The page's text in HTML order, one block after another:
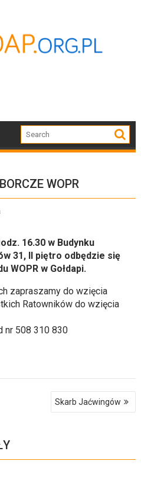
WOPR
16.30 w Budynku
31, II piętro odbędzie się
WOPR w Gołdapi.
zapraszamy do wzięcia
Ratowników do wzięcia
nr 508 310 830
Skarb Jaćwingów